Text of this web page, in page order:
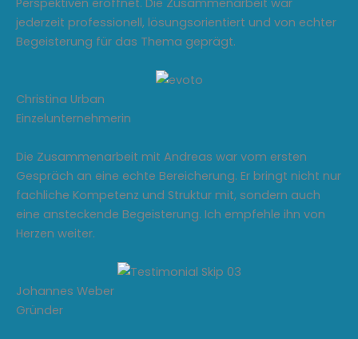
jederzeit professionell, lösungsorientiert und von echter
Begeisterung für das Thema geprägt.
Christina Urban
Einzelunternehmerin
Die Zusammenarbeit mit Andreas war vom ersten
Gespräch an eine echte Bereicherung. Er bringt nicht nur
fachliche Kompetenz und Struktur mit, sondern auch
eine ansteckende Begeisterung. Ich empfehle ihn von
Herzen weiter.
Johannes Weber
Gründer